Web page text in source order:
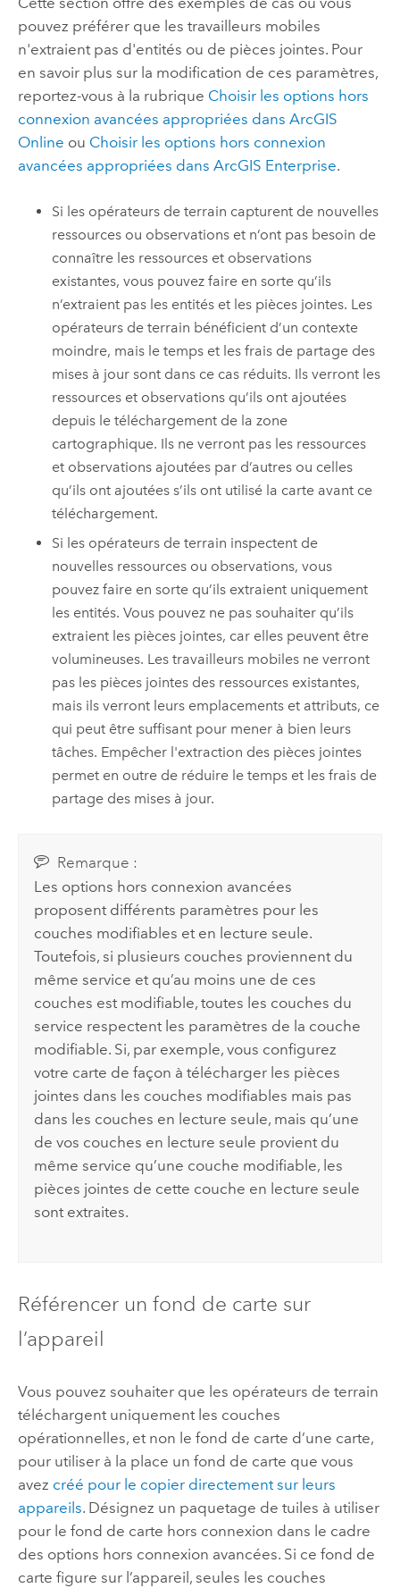
pouvez préférer que les travailleurs mobiles
n'extraient pas d'entités ou de pièces jointes. Pour
en savoir plus sur la modification de ces paramètres,
reportez-vous à la rubrique Choisir les options hors
connexion avancées appropriées dans ArcGIS
Online ou Choisir les options hors connexion
avancées appropriées dans ArcGIS Enterprise.
Si les opérateurs de terrain capturent de nouvelles
ressources ou observations et n’ont pas besoin de
connaître les ressources et observations
existantes, vous pouvez faire en sorte qu’ils
n’extraient pas les entités et les pièces jointes. Les
opérateurs de terrain bénéficient d’un contexte
moindre, mais le temps et les frais de partage des
mises à jour sont dans ce cas réduits. Ils verront les
ressources et observations qu’ils ont ajoutées
depuis le téléchargement de la zone
cartographique. Ils ne verront pas les ressources
et observations ajoutées par d’autres ou celles
qu’ils ont ajoutées s’ils ont utilisé la carte avant ce
téléchargement.
Si les opérateurs de terrain inspectent de
nouvelles ressources ou observations, vous
pouvez faire en sorte qu’ils extraient uniquement
les entités. Vous pouvez ne pas souhaiter qu’ils
extraient les pièces jointes, car elles peuvent être
volumineuses. Les travailleurs mobiles ne verront
pas les pièces jointes des ressources existantes,
mais ils verront leurs emplacements et attributs, ce
qui peut être suffisant pour mener à bien leurs
tâches. Empêcher l'extraction des pièces jointes
permet en outre de réduire le temps et les frais de
partage des mises à jour.
Remarque :
Les options hors connexion avancées
proposent différents paramètres pour les
couches modifiables et en lecture seule.
Toutefois, si plusieurs couches proviennent du
même service et qu’au moins une de ces
couches est modifiable, toutes les couches du
service respectent les paramètres de la couche
modifiable. Si, par exemple, vous configurez
votre carte de façon à télécharger les pièces
jointes dans les couches modifiables mais pas
dans les couches en lecture seule, mais qu’une
de vos couches en lecture seule provient du
même service qu’une couche modifiable, les
pièces jointes de cette couche en lecture seule
sont extraites.
Référencer un fond de carte sur
l’appareil
Vous pouvez souhaiter que les opérateurs de terrain
téléchargent uniquement les couches
opérationnelles, et non le fond de carte d’une carte,
pour utiliser à la place un fond de carte que vous
avez créé pour le copier directement sur leurs
appareils. Désignez un paquetage de tuiles à utiliser
pour le fond de carte hors connexion dans le cadre
des options hors connexion avancées. Si ce fond de
carte figure sur l’appareil, seules les couches